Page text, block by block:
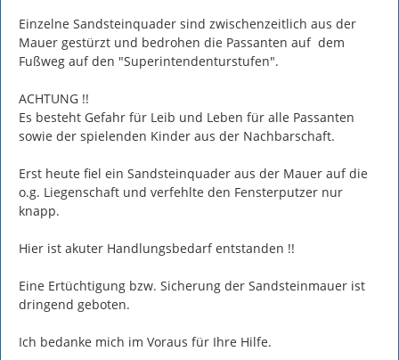
Einzelne Sandsteinquader sind zwischenzeitlich aus der
Mauer gestürzt und bedrohen die Passanten auf  dem
Fußweg auf den "Superintendenturstufen".
ACHTUNG !!
Es besteht Gefahr für Leib und Leben für alle Passanten
sowie der spielenden Kinder aus der Nachbarschaft.
Erst heute fiel ein Sandsteinquader aus der Mauer auf die
o.g. Liegenschaft und verfehlte den Fensterputzer nur
knapp.
Hier ist akuter Handlungsbedarf entstanden !!
Eine Ertüchtigung bzw. Sicherung der Sandsteinmauer ist
dringend geboten.
Ich bedanke mich im Voraus für Ihre Hilfe.